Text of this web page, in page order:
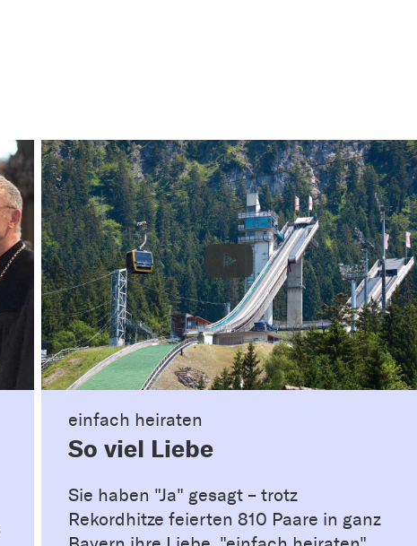
einfach heiraten
So viel Liebe
Sie haben "Ja" gesagt – trotz
Rekordhitze feierten 810 Paare in ganz